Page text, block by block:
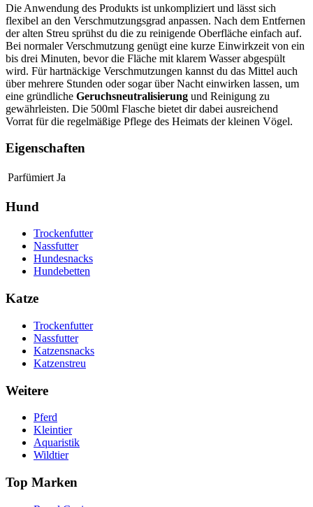
Die Anwendung des Produkts ist unkompliziert und lässt sich
flexibel an den Verschmutzungsgrad anpassen. Nach dem Entfernen
der alten Streu sprühst du die zu reinigende Oberfläche einfach auf.
Bei normaler Verschmutzung genügt eine kurze Einwirkzeit von ein
bis drei Minuten, bevor die Fläche mit klarem Wasser abgespült
wird. Für hartnäckige Verschmutzungen kannst du das Mittel auch
über mehrere Stunden oder sogar über Nacht einwirken lassen, um
eine gründliche Geruchsneutralisierung und Reinigung zu
gewährleisten. Die 500ml Flasche bietet dir dabei ausreichend
Vorrat für die regelmäßige Pflege des Heimats der kleinen Vögel.
Eigenschaften
Parfümiert Ja
Hund
Trockenfutter
Nassfutter
Hundesnacks
Hundebetten
Katze
Trockenfutter
Nassfutter
Katzensnacks
Katzenstreu
Weitere
Pferd
Kleintier
Aquaristik
Wildtier
Top Marken